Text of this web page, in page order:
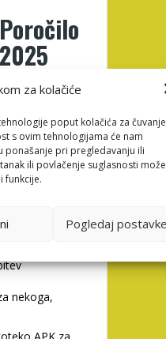
za kolačiće
poput kolačića za čuvanje
s ovim tehnologijama će nam
pri pregledavanju ili
ili povlačenje suglasnosti može
funkcije.
Pogledaj
ter
SSL in
se zabavajte.
za
najnižje
Egipt, Rim,
nekoga,